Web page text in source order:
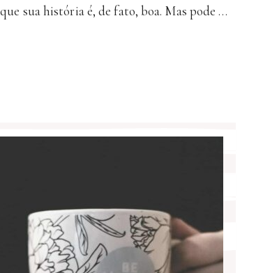
sua história é, de fato, boa. Mas pode …